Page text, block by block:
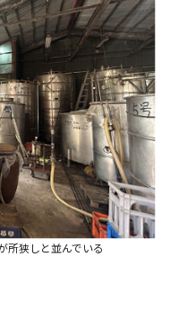
所狭しと並んでいる